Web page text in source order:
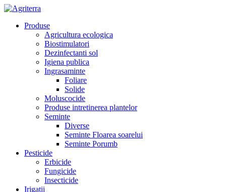
Produse
Agricultura ecologica
Biostimulatori
Dezinfectanti sol
Igiena publica
Ingrasaminte
Foliare
Solide
Moluscocide
Produse intretinerea plantelor
Seminte
Diverse
Seminte Floarea soarelui
Seminte Porumb
Pesticide
Erbicide
Fungicide
Insecticide
Irigatii